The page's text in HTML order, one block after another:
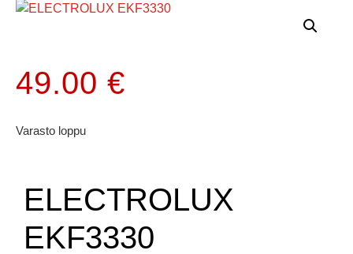
49.00 €
Varasto loppu
ELECTROLUX
EKF3330